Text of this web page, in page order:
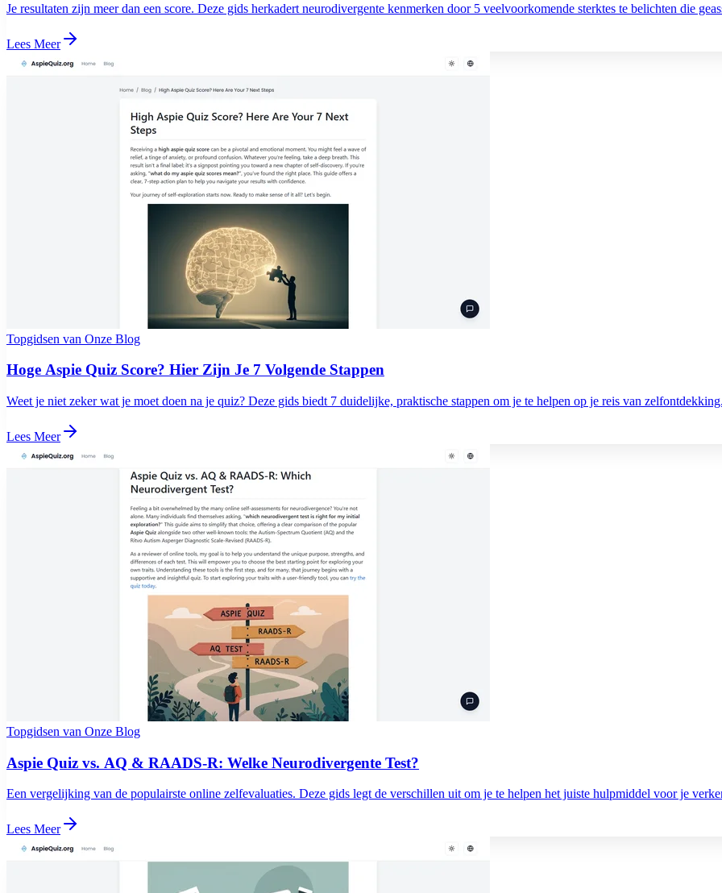
Je resultaten zijn meer dan een score. Deze gids herkadert neurodivergente kenmerken door 5 veelvoorkomende sterktes te belichten die
Lees Meer
Topgidsen van Onze Blog
Hoge Aspie Quiz Score? Hier Zijn Je 7 Volgende Stappen
Weet je niet zeker wat je moet doen na je quiz? Deze gids biedt 7 duidelijke, praktische stappen om je te helpen op je reis van
Lees Meer
Topgidsen van Onze Blog
Aspie Quiz vs. AQ & RAADS-R: Welke Neurodivergente Test?
Een vergelijking van de populairste online zelfevaluaties. Deze gids legt de verschillen uit om je te helpen het juiste hulpmiddel voor je
Lees Meer